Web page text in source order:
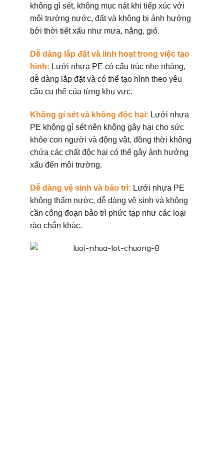
không gỉ sét, không mục nát khi tiếp xúc với
môi trường nước, đất và không bị ảnh hưởng
bởi thời tiết xấu như mưa, nắng, gió.
Dễ dàng lắp đặt và linh hoạt trong việc tạo
hình: Lưới nhựa PE có cấu trúc nhẹ nhàng,
dễ dàng lắp đặt và có thể tạo hình theo yêu
cầu cụ thể của từng khu vực.
Không gỉ sét và không độc hại: Lưới nhựa
PE không gỉ sét nên không gây hại cho sức
khỏe con người và động vật, đồng thời không
chứa các chất độc hại có thể gây ảnh hưởng
xấu đến môi trường.
Dễ dàng vệ sinh và bảo trì: Lưới nhựa PE
không thấm nước, dễ dàng vệ sinh và không
cần công đoạn bảo trì phức tạp như các loại
rào chắn khác.